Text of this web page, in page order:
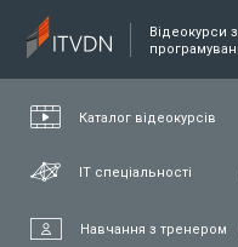
Відеокурси з
Каталог відеокурсів
ІТ спеціальності
Навчання з тренером
FullStack C#/.NET Java